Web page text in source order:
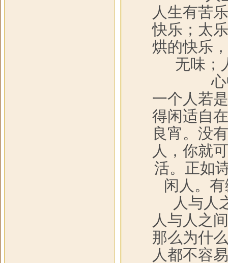
人生有苦
快乐；太
烘的快乐
无味；
一个人若
得闲适自
良宵。没
人，你就
活。正如
闲人。
人与人
人与人之
那么为什
人都不容